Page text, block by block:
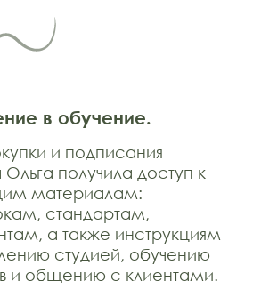
в обучение.
и подписания
Ольга получила доступ к
материалам:
стандартам,
а также инструкциям
студией, обучению
и общению с клиентами.